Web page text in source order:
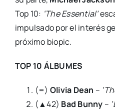
Top 10: ‘The Essential’
impulsado por el interés
próximo biopic.
TOP 10 ÁLBUMES
(=) Olivia Dean –
(▲42) Bad Bunny –